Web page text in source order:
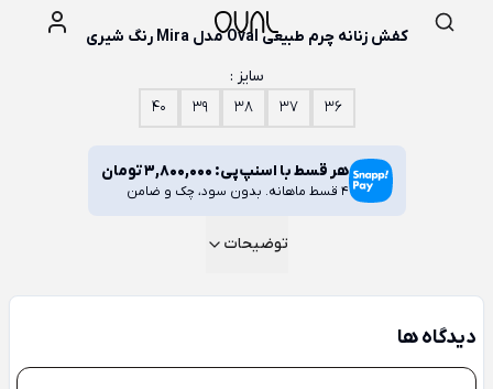
کفش زنانه چرم طبیعی Oval مدل Mira رنگ شیری
سایز :
36
37
38
39
40
هر قسط با اسنپ‌پی: 3,800,000تومان
4 قسط ماهانه. بدون سود، چک و ضامن
توضیحات
دیدگاه ها